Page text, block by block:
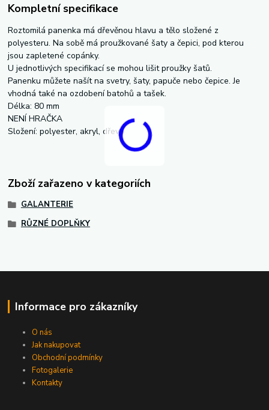
Kompletní specifikace
Roztomilá panenka má dřevěnou hlavu a tělo složené z
polyesteru. Na sobě má proužkované šaty a čepici, pod kterou
jsou zapletené copánky.
U jednotlivých specifikací se mohou lišit proužky šatů.
Panenku můžete našít na svetry, šaty, papuče nebo čepice. Je
vhodná také na ozdobení batohů a tašek.
Délka: 80 mm
NENÍ HRAČKA
Složení: polyester, akryl, dřevo
Zboží zařazeno v kategoriích
GALANTERIE
RŮZNÉ DOPLŇKY
Informace pro zákazníky
O nás
Jak nakupovat
Obchodní podmínky
Fotogalerie
Kontakty